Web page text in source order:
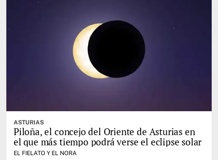
ASTURIAS
Piloña, el concejo del Oriente de Asturias en
el que más tiempo podrá verse el eclipse solar
EL FIELATO Y EL NORA